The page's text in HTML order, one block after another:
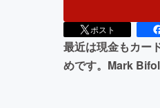
ポスト
最近は現金もカー
めです。Mark